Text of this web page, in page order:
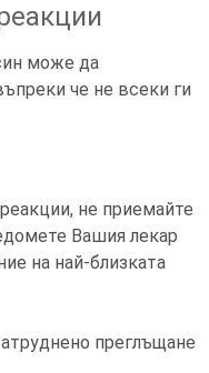
може да
че не всеки ги
не приемайте
Вашия лекар
на най-близката
преглъщане